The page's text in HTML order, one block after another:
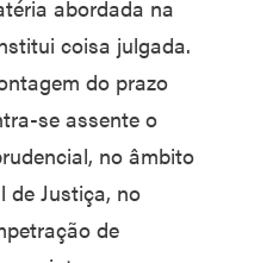
abordada na
coisa julgada.
do prazo
se assente o
no âmbito
de Justiça, no
de